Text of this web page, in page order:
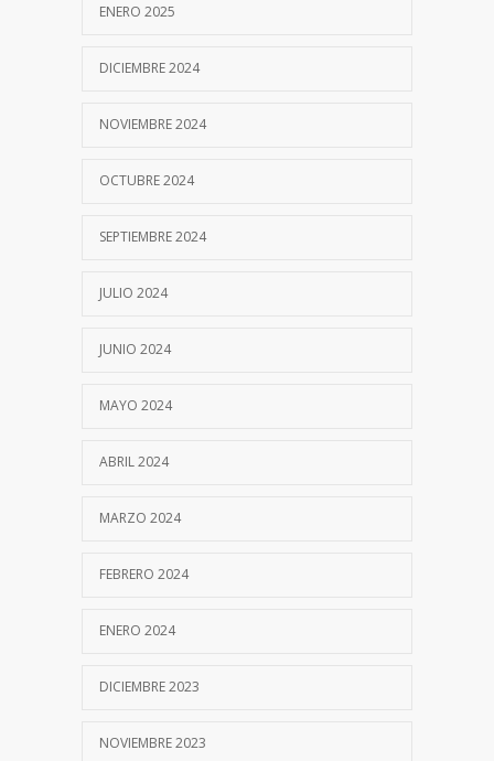
ENERO 2025
DICIEMBRE 2024
NOVIEMBRE 2024
OCTUBRE 2024
SEPTIEMBRE 2024
JULIO 2024
JUNIO 2024
MAYO 2024
ABRIL 2024
MARZO 2024
FEBRERO 2024
ENERO 2024
DICIEMBRE 2023
NOVIEMBRE 2023